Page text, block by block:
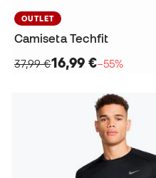
OUTLET
Camiseta Techfit
37,99 €16,99 €−55%